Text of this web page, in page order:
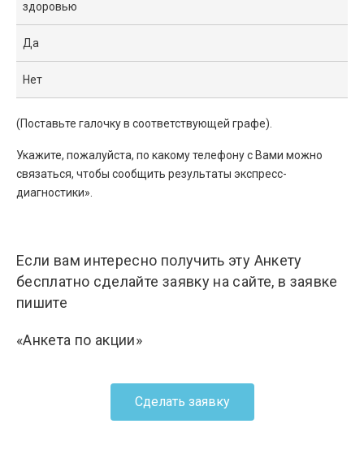
здоровью
Да
Нет
(Поставьте галочку в соответствующей графе).
Укажите, пожалуйста, по какому телефону с Вами можно
связаться, чтобы сообщить результаты экспресс-
диагностики».
Если вам интересно получить эту Анкету
бесплатно сделайте заявку на сайте, в заявке
пишите
«Анкета по акции»
Сделать заявку